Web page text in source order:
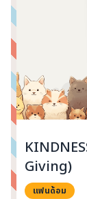
FAQ ผู้บริจาค
ติดต่อเรา
COCON (
098-615-
นโยบายความเป็นส่
Giving)
แฟนด้อม